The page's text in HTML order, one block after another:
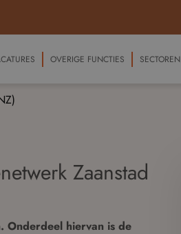
OVERIGE FUNCTIES SECTOREN
Zaanstad
Onderdeel hiervan is de